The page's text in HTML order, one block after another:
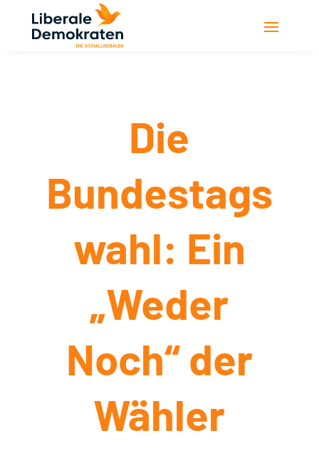
Die
Bundestags
wahl: Ein
„Weder
Noch“ der
Wähler